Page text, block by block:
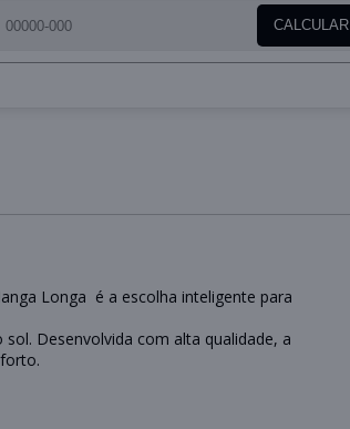
CALCULAR
Longa é a escolha inteligente para
Desenvolvida com alta qualidade, a